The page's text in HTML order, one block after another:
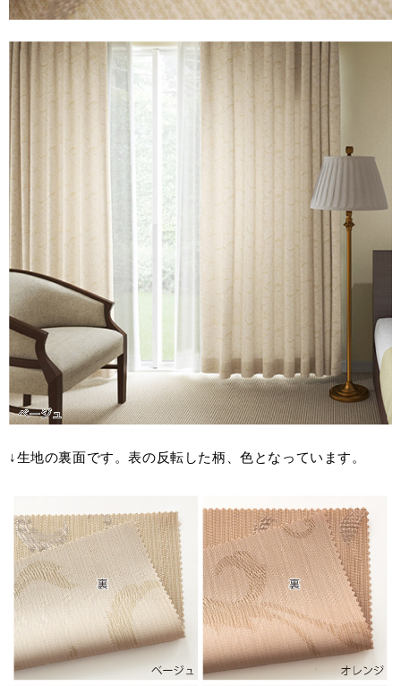
↓生地の裏面です。表の反転した柄、色となっています。